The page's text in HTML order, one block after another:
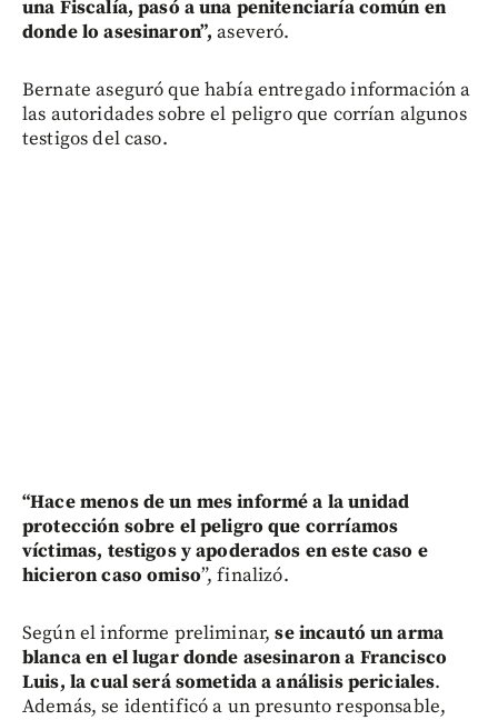
una Fiscalía, pasó a una penitenciaría común en
donde lo asesinaron”, aseveró.
Bernate aseguró que había entregado información a
las autoridades sobre el peligro que corrían algunos
testigos del caso.
“Hace menos de un mes informé a la unidad
protección sobre el peligro que corríamos
víctimas, testigos y apoderados en este caso e
hicieron caso omiso”, finalizó.
Según el informe preliminar,se incautó un arma
blanca en el lugar donde asesinaron a Francisco
Luis, la cual será sometida a análisis periciales.
Además, se identificó a un presunto responsable,